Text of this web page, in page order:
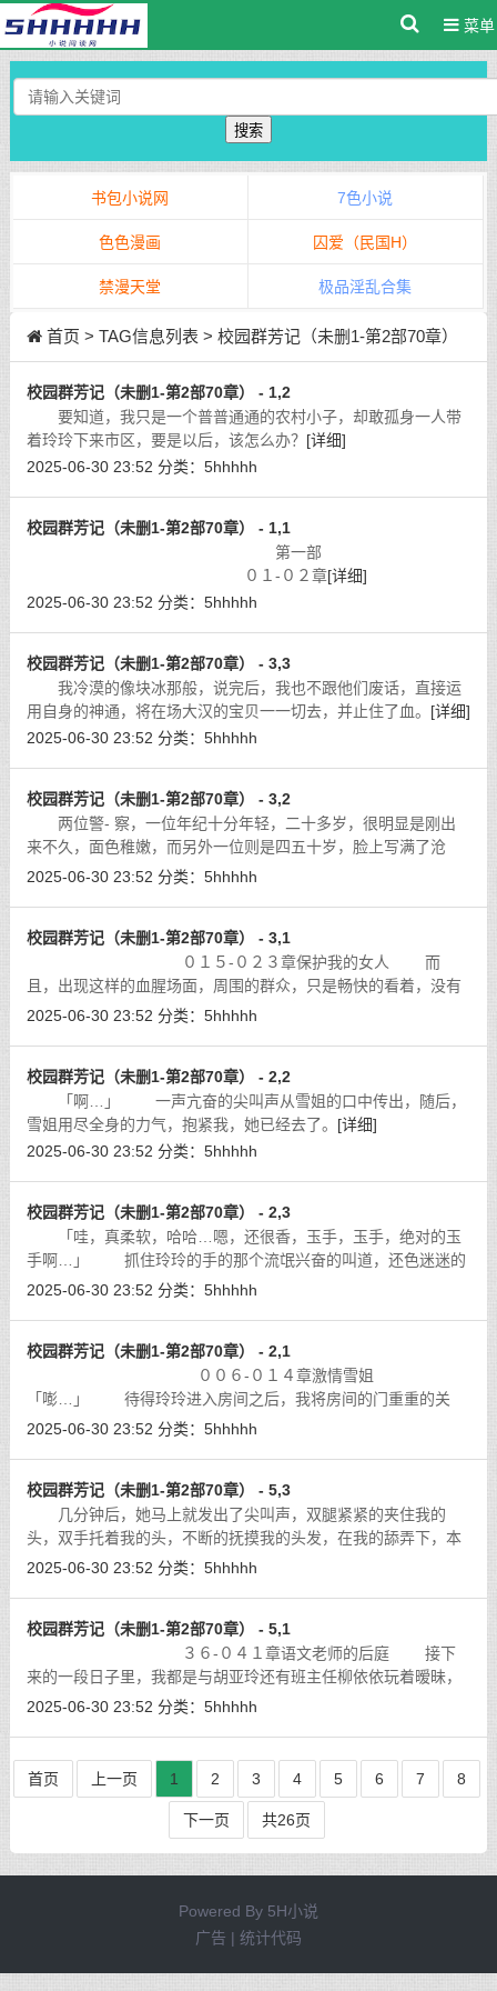
菜单
搜索
书包小说网 7色小说
色色漫画 囚爱（民国H）
禁漫天堂 极品淫乱合集
首页 > TAG信息列表 > 校园群芳记（未删1-第2部70章）
校园群芳记（未删1-第2部70章） - 1,2
要知道，我只是一个普普通通的农村小子，却敢孤身一人带
着玲玲下来市区，要是以后，该怎么办？ [详细]
2025-06-30 23:52 分类： 5hhhhh
校园群芳记（未删1-第2部70章） - 1,1
第一部
０１-０２章[详细]
2025-06-30 23:52 分类： 5hhhhh
校园群芳记（未删1-第2部70章） - 3,3
我冷漠的像块冰那般，说完后，我也不跟他们废话，直接运
用自身的神通，将在场大汉的宝贝一一切去，并止住了血。 [详细]
2025-06-30 23:52 分类： 5hhhhh
校园群芳记（未删1-第2部70章） - 3,2
两位警- 察，一位年纪十分年轻，二十多岁，很明显是刚出
来不久，面色稚嫩，而另外一位则是四五十岁，脸上写满了沧
桑，是个老民警。[详细]
2025-06-30 23:52 分类： 5hhhhh
校园群芳记（未删1-第2部70章） - 3,1
０１５-０２３章保护我的女人 而
且，出现这样的血腥场面，周围的群众，只是畅快的看着，没有
一个人拨动手中的手机报警，他们恨不得我再狠狠的教训一番这
2025-06-30 23:52 分类： 5hhhhh
校园群芳记（未删1-第2部70章） - 2,2
「啊…」 一声亢奋的尖叫声从雪姐的口中传出，随后，
雪姐用尽全身的力气，抱紧我，她已经去了。 [详细]
2025-06-30 23:52 分类： 5hhhhh
校园群芳记（未删1-第2部70章） - 2,3
「哇，真柔软，哈哈…嗯，还很香，玉手，玉手，绝对的玉
手啊…」 抓住玲玲的手的那个流氓兴奋的叫道，还色迷迷的
闻了闻玲玲的手，一副淫荡的模样看向玲玲的胸脯。
2025-06-30 23:52 分类： 5hhhhh
校园群芳记（未删1-第2部70章） - 2,1
００６-０１４章激情雪姐
「嘭…」 待得玲玲进入房间之后，我将房间的门重重的关
上，而此时，玲玲背对着我，不知道在想什么。
2025-06-30 23:52 分类： 5hhhhh
校园群芳记（未删1-第2部70章） - 5,3
几分钟后，她马上就发出了尖叫声，双腿紧紧的夹住我的
头，双手托着我的头，不断的抚摸我的头发，在我的舔弄下，本
来就已经空虚寂寞的她又怎能忍受的了呢？
2025-06-30 23:52 分类： 5hhhhh
校园群芳记（未删1-第2部70章） - 5,1
３６-０４１章语文老师的后庭 接下
来的一段日子里，我都是与胡亚玲还有班主任柳依依玩着暧昧，
情况也没有进展多少，对于胡亚玲与柳依依，我知道，她们对我
2025-06-30 23:52 分类： 5hhhhh
首页 上一页 1 2 3 4 5 6 7 8
下一页 共26页
Powered By 5H小说
广告 | 统计代码